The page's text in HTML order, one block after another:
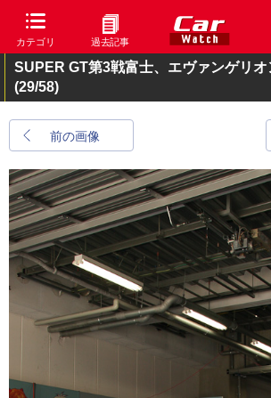
カテゴリ 過去記事
SUPER GT第3戦富士、エヴァンゲリ
(29/58)
前の画像